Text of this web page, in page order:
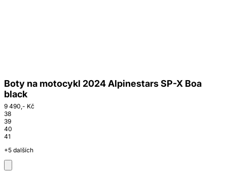
Boty na motocykl 2024 Alpinestars SP-X Boa
black
9 490,- Kč
38
39
40
41
+5 dalších